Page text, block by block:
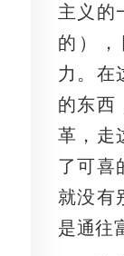
主义的
的）
力。在
的东西
革，走
了可喜
就没有
是通往